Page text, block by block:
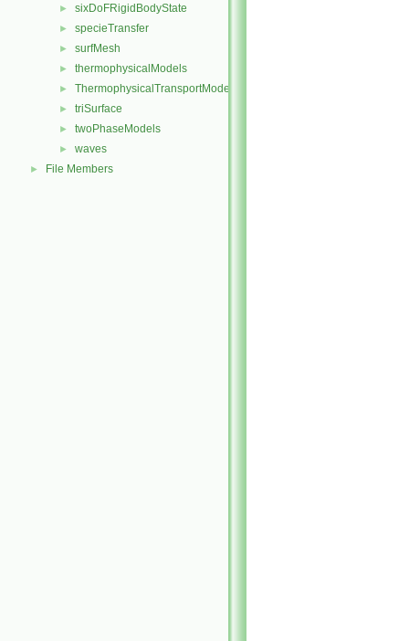
► sixDoFRigidBodyState
► specieTransfer
► surfMesh
► thermophysicalModels
► ThermophysicalTransportModels
► triSurface
► twoPhaseModels
► waves
► File Members